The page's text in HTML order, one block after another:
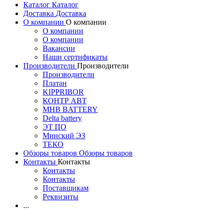
Каталог Каталог
Доставка Доставка
О компании О компании
О компании
О компании
Вакансии
Наши сертификаты
Производители Производители
Производители
Платан
KIPPRIBOR
КОНТР АВТ
MHB BATTERY
Delta battery
ЭT ПО
Минский ЭЗ
ТЕКО
Обзоры товаров Обзоры товаров
Контакты Контакты
Контакты
Контакты
Поставщикам
Реквизиты
...